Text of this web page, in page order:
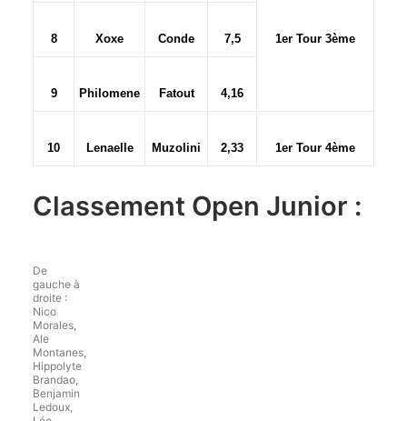
1er Tour 3ème
8 Xoxe Conde 7,5
9 Philomene Fatout 4,16
10 Lenaelle Muzolini 2,33 1er Tour 4ème
Classement Open Junior :
De
gauche à
droite :
Nico
Morales,
Ale
Montanes,
Hippolyte
Brandao,
Benjamin
Ledoux,